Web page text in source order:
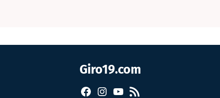
Giro19.com
FacebookInstagram
YouTube
RSS